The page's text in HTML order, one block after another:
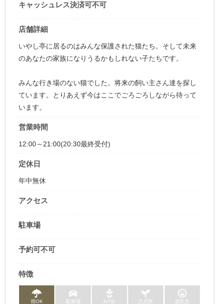
キャッシュレス決済可不可
店舗詳細
いやし亭に居るのはみんな保護された猫たち。そして未来
のあなたの家族になりうるかもしれない子たちです。
みんな行き場のない猫でした。将来の飼い主さん達を探し
ています。とりあえず今はここでごろごろしながら待って
います。
営業時間
12:00～21:00(20:30最終受付)
定休日
年中無休
アクセス
駐車場
予約可不可
特徴
雨OK 駐車場 ｵﾑﾂ台 託児所 授乳室